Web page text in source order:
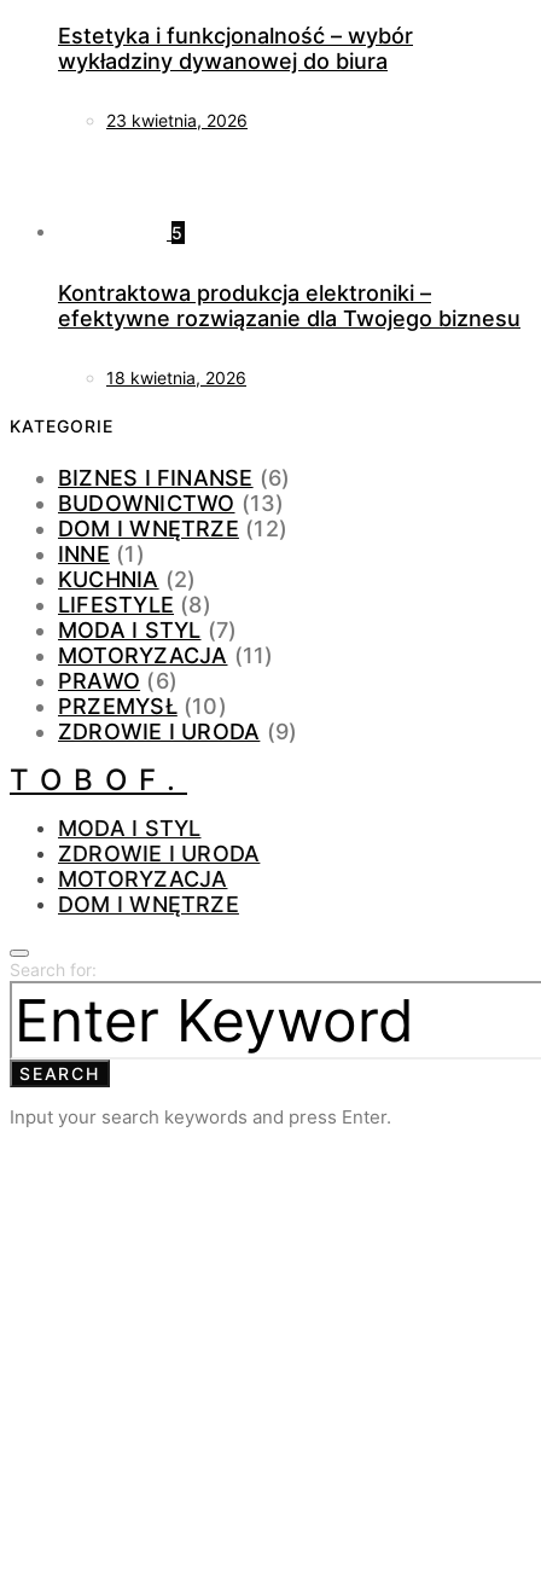
Estetyka i funkcjonalność – wybór
wykładziny dywanowej do biura
23 kwietnia, 2026
5
Kontraktowa produkcja elektroniki –
efektywne rozwiązanie dla Twojego biznesu
18 kwietnia, 2026
KATEGORIE
BIZNES I FINANSE (6)
BUDOWNICTWO (13)
DOM I WNĘTRZE (12)
INNE (1)
KUCHNIA (2)
LIFESTYLE (8)
MODA I STYL (7)
MOTORYZACJA (11)
PRAWO (6)
PRZEMYSŁ(10)
ZDROWIE I URODA (9)
TOBOF.
MODA I STYL
ZDROWIE I URODA
MOTORYZACJA
DOM I WNĘTRZE
Search for:
SEARCH
Input your search keywords and press Enter.